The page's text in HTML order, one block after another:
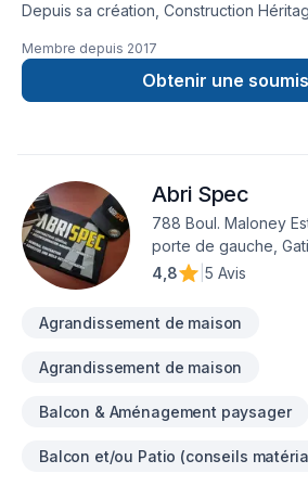
Depuis sa création, Construction
sinistre, Armoires, Balcon, Balcon de
Calfeutrage, Carrelage, Charpentier,
Commercial, Crépis, Cuisine,
entre-toît, Isolation mur, Isolation sous-
Maçonnerie, Margelle, Meubles, Patio,
Porte de garage, Portes et fenêtres,
Rénovation générale, Revêtement
Solarium, Soudeur, Sous-sol, Tapis,
Membre depuis 2017
Obtenir une
Abri Spec
788 Boul. Maloney
porte de gauche,
4,8
5 Avis
Agrandissement de maison
Agrandissement de maison
Balcon & Aménagement paysager
Balcon et/ou Patio (conseils